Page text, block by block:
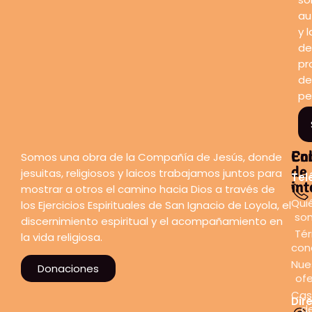
y
de
Somos una obra de la Compañía de Jesús, donde
jesuitas, religiosos y laicos trabajamos juntos para
mostrar a otros el camino hacia Dios a través de
los Ejercicios Espirituales de San Ignacio de Loyola, el
discernimiento espiritual y el acompañamiento en
la vida religiosa.
Donaciones
de